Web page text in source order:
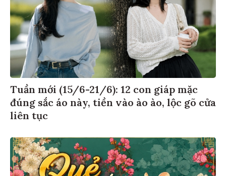
Tuần mới (15/6-21/6): 12 con giáp mặc
đúng sắc áo này, tiền vào ào ào, lộc gõ cửa
liên tục